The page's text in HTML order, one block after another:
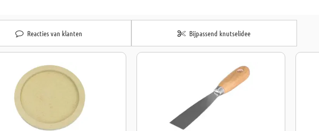
Reacties van klanten Bijpassend knutselidee